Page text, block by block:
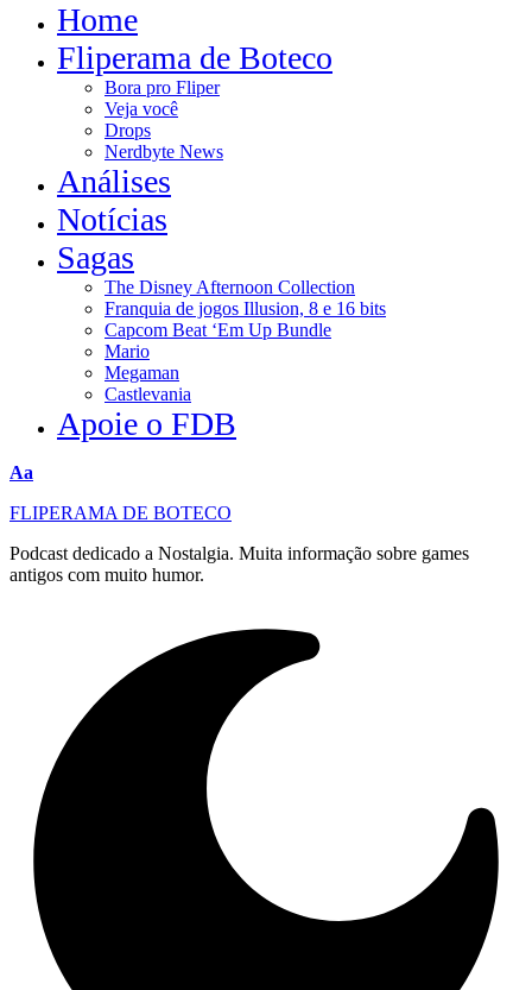
Home
Fliperama de Boteco
Bora pro Fliper
Veja você
Drops
Nerdbyte News
Análises
Notícias
Sagas
The Disney Afternoon Collection
Franquia de jogos Illusion, 8 e 16 bits
Capcom Beat ‘Em Up Bundle
Mario
Megaman
Castlevania
Apoie o FDB
Redimensionar
Aa
FLIPERAMA DE BOTECO
Podcast dedicado a Nostalgia. Muita informação sobre games
antigos com muito humor.